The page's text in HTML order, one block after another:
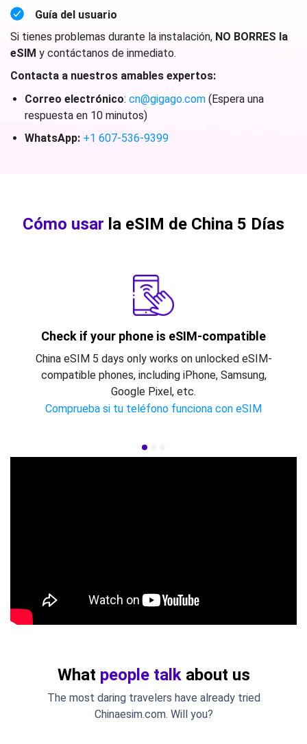
Guía del usuario
Si tienes problemas durante la instalación, NO BORRES la
eSIM y contáctanos de inmediato.
Contacta a nuestros amables expertos:
Correo electrónico: cn@gigago.com(Espera una
respuesta en 10 minutos)
WhatsApp: +1 607-536-9399
Cómo usar la eSIM de China 5 Días
Check if your phone is eSIM-compatible
China eSIM 5 days only works on unlocked eSIM-
compatible phones, including iPhone, Samsung,
Google Pixel, etc.
Comprueba si tu teléfono funciona con eSIM
What people talk about us
The most daring travelers have already tried
Chinaesim.com. Will you?